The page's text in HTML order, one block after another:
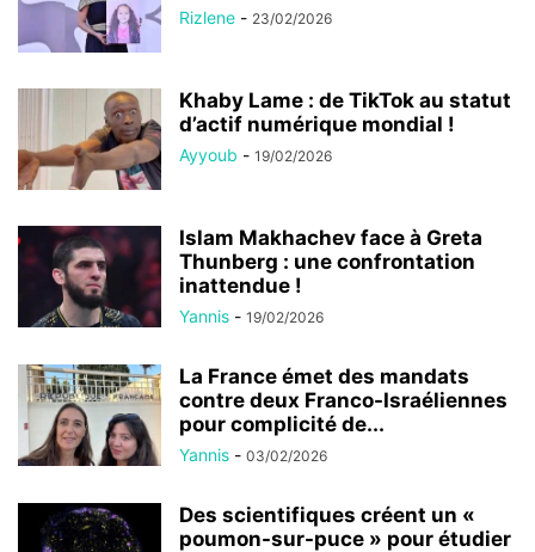
Rizlene - 23/02/2026
Khaby Lame : de TikTok au statut
d’actif numérique mondial !
Ayyoub - 19/02/2026
Islam Makhachev face à Greta
Thunberg : une confrontation
inattendue !
Yannis - 19/02/2026
La France émet des mandats
contre deux Franco-Israéliennes
pour complicité de...
Yannis - 03/02/2026
Des scientifiques créent un «
poumon-sur-puce » pour étudier